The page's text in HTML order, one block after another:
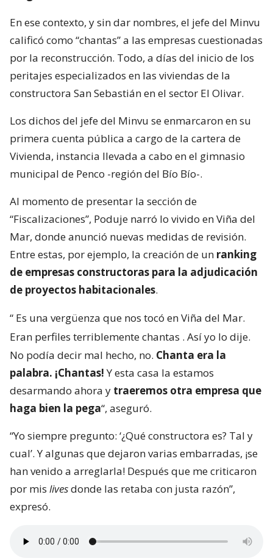
En ese contexto, y sin dar nombres, el jefe del Minvu
calificó como “chantas” a las empresas cuestionadas
por la reconstrucción. Todo, a días del inicio de los
peritajes especializados en las viviendas de la
constructora San Sebastián en el sector El Olivar.
Los dichos del jefe del Minvu se enmarcaron en su
primera cuenta pública a cargo de la cartera de
Vivienda, instancia llevada a cabo en el gimnasio
municipal de Penco -región del Bío Bío-.
Al momento de presentar la sección de
“Fiscalizaciones”, Poduje narró lo vivido en Viña del
Mar, donde anunció nuevas medidas de revisión.
Entre estas, por ejemplo, la creación de un ranking
de empresas constructoras para la adjudicación
de proyectos habitacionales.
“ Es una vergüenza que nos tocó en Viña del Mar.
Eran perfiles terriblemente chantas . Así yo lo dije.
No podía decir mal hecho, no. Chanta era la
palabra. ¡Chantas!Y esta casa la estamos
desarmando ahora y traeremos otra empresa que
haga bien la pega“, aseguró.
“Yo siempre pregunto: ‘¿Qué constructora es? Tal y
cual’. Y algunas que dejaron varias embarradas, ¡se
han venido a arreglarla! Después que me criticaron
por mis livesdonde las retaba con justa razón”,
expresó.